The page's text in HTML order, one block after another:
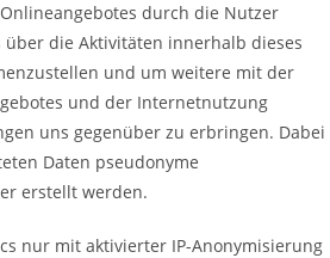
durch die Nutzer
über die Aktivitäten innerhalb dieses
und um weitere mit der
und der Internetnutzung
uns gegenüber zu erbringen. Dabei
Daten pseudonyme
erstellt werden.
nur mit aktivierter IP-Anonymisierung